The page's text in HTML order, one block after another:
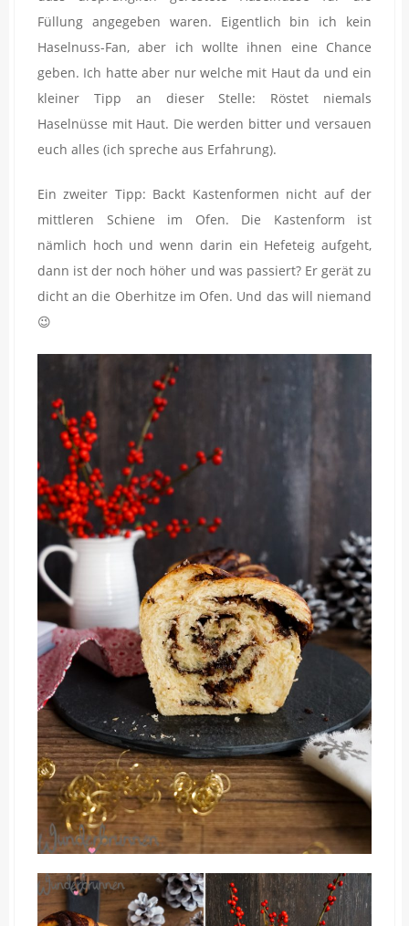
Füllung angegeben waren. Eigentlich bin ich kein
Haselnuss-Fan, aber ich wollte ihnen eine Chance
geben. Ich hatte aber nur welche mit Haut da und ein
kleiner Tipp an dieser Stelle: Röstet niemals
Haselnüsse mit Haut. Die werden bitter und versauen
euch alles (ich spreche aus Erfahrung).
Ein zweiter Tipp: Backt Kastenformen nicht auf der
mittleren Schiene im Ofen. Die Kastenform ist
nämlich hoch und wenn darin ein Hefeteig aufgeht,
dann ist der noch höher und was passiert? Er gerät zu
dicht an die Oberhitze im Ofen. Und das will niemand
😉